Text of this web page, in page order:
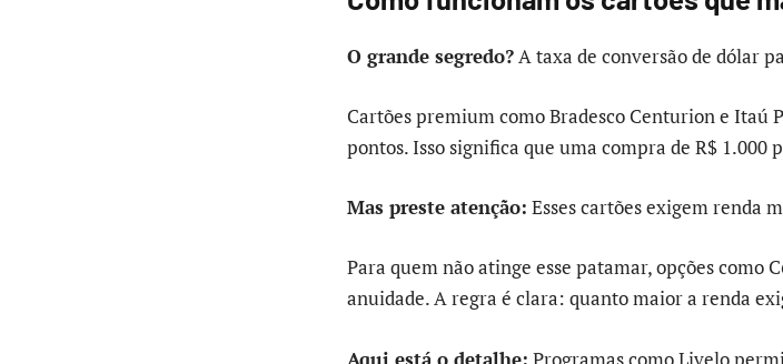
O grande segredo?A taxa de conversão de dólar
Cartões premium como Bradesco Centurion e Itaú
pontos. Isso significa que uma compra de R$ 1.000
Mas preste atenção: Esses cartões exigem renda
Para quem não atinge esse patamar, opções como
anuidade. A regra é clara: quanto maior a renda
Aqui está o detalhe: Programas como Livelo